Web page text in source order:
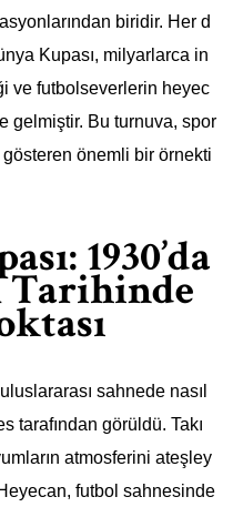
biridir. Her d
Kupası, milyarlarca in
ve futbolseverlerin heyec
gelmiştir. Bu turnuva, spor
önemli bir örnekti
1930’da
Tarihinde
sahnede nasıl
tarafından görüldü. Takı
atmosferini ateşley
futbol sahnesinde